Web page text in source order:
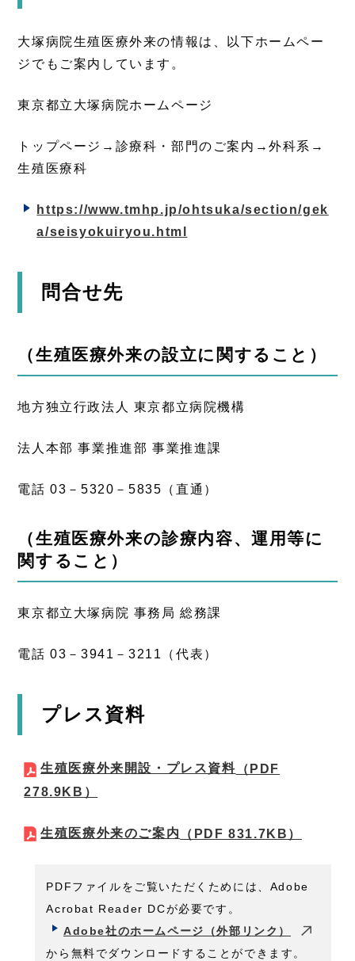
大塚病院生殖医療外来の情報は、以下ホームペー
ジでもご案内しています。
東京都立大塚病院ホームページ
トップページ→診療科・部門のご案内→外科系→
生殖医療科
https://www.tmhp.jp/ohtsuka/section/gek
a/seisyokuiryou.html
問合せ先
（生殖医療外来の設立に関すること）
地方独立行政法人 東京都立病院機構
法人本部 事業推進部 事業推進課
電話 03－5320－5835（直通）
（生殖医療外来の診療内容、運用等に
関すること）
東京都立大塚病院 事務局 総務課
電話 03－3941－3211（代表）
プレス資料
生殖医療外来開設・プレス資料 （PDF
278.9KB）
生殖医療外来のご案内 （PDF 831.7KB）
PDFファイルをご覧いただくためには、Adobe
Acrobat Reader DCが必要です。
Adobe社のホームページ（外部リンク）
から無料でダウンロードすることができます。